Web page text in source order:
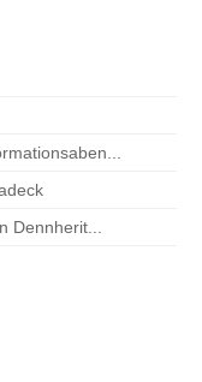
Dennherit...